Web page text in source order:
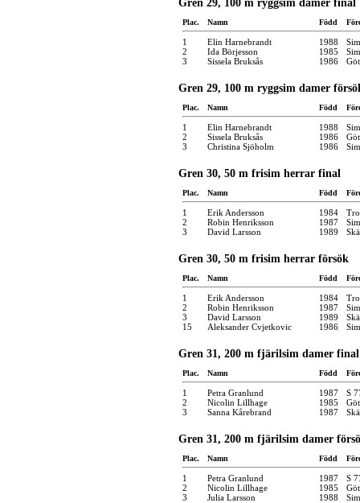
Gren 29, 100 m ryggsim damer final
Plac. Namn Född
1 Elin Harnebrandt 1988
2
Ida Börjesson 1985
3
Sissela Bruksås 1986
Gren 29, 100 m ryggsim damer
Plac. Namn Född
1 Elin Harnebrandt 1988
2
Sissela Bruksås 1986
3
Christina Sjöholm 1986
Gren 30, 50 m frisim herrar final
Plac. Namn Född
1 Erik Andersson 1984
2
Robin Henriksson 1987
3
David Larsson 1989
Gren 30, 50 m frisim herrar försök
Plac. Namn Född
1 Erik Andersson 1984
2
Robin Henriksson 1987
3
David Larsson 1989
15
Aleksander Cvjetkovic 1986
Gren 31, 200 m fjärilsim damer final
Plac. Namn Född
1 Petra Granlund 1987
S
2
Nicolin Lillhage 1985
3
Sanna Kårebrand 1987
Gren 31, 200 m fjärilsim damer
Plac. Namn Född
1 Petra Granlund 1987
S
2
Nicolin Lillhage 1985
3
Julia Larsson 1988